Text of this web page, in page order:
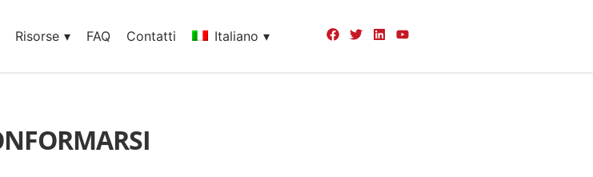
Risorse FAQ Contatti Italiano